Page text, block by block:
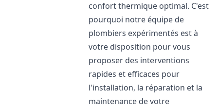
confort thermique optimal. C'est
pourquoi notre équipe de
plombiers expérimentés est à
votre disposition pour vous
proposer des interventions
rapides et efficaces pour
l'installation, la réparation et la
maintenance de votre